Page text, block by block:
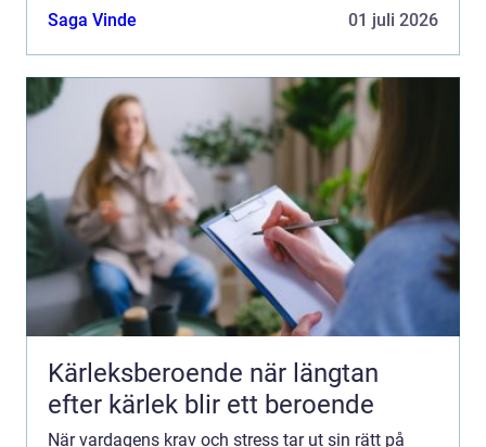
kroppens naturliga förmåg...
Saga Vinde 01 juli 2026
Kärleksberoende när längtan
efter kärlek blir ett beroende
När vardagens krav och stress tar ut sin rätt på